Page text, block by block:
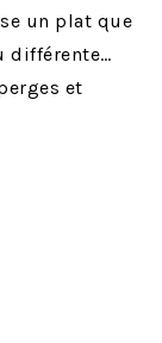
un plat que
différente…
et